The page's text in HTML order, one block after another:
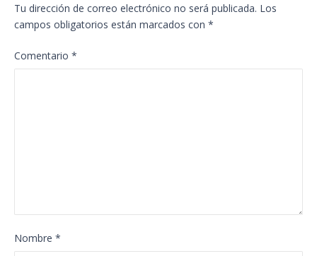
Tu dirección de correo electrónico no será publicada. Los
campos obligatorios están marcados con *
Comentario *
Nombre *